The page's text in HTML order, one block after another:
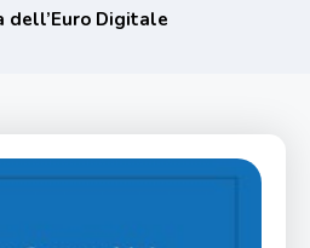
dell’Euro Digitale